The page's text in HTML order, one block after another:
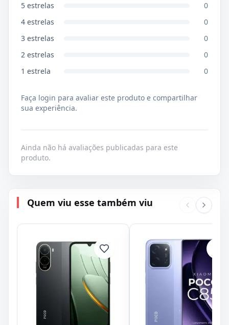
5 estrelas
0
4 estrelas
0
3 estrelas
0
2 estrelas
0
1 estrela 0
Faça login para avaliar este produto e compartilhar
sua experiência.
Ainda não há avaliações publicadas para este
produto.
Quem viu esse também viu